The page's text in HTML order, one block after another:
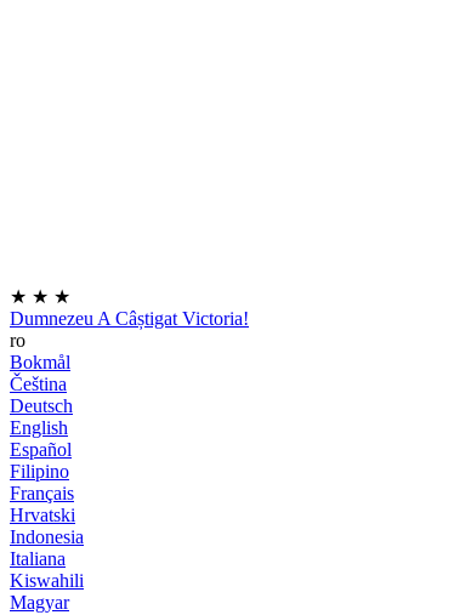
★ ★ ★
Dumnezeu A Câștigat Victoria!
ro
Bokmål
Čeština
Deutsch
English
Español
Filipino
Français
Hrvatski
Indonesia
Italiana
Kiswahili
Magyar